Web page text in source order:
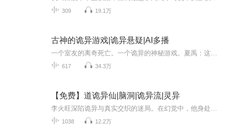
309 19.1万
古神的诡异游戏|诡异悬疑|AI多播
617 34.3万
【免费】道诡异仙|脑洞|诡异流|灵异
1038 12.2万